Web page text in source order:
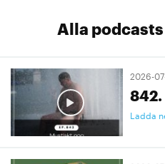
Alla podcasts
2026-
Ladda